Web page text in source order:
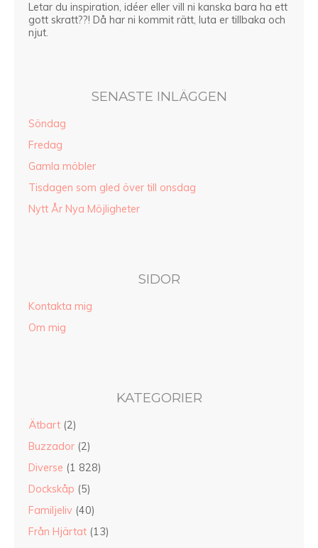
Letar du inspiration, idéer eller vill ni kanska bara ha ett
gott skratt??! Då har ni kommit rätt, luta er tillbaka och
njut.
SENASTE INLÄGGEN
Söndag
Fredag
Gamla möbler
Tisdagen som gled över till onsdag
Nytt År Nya Möjligheter
SIDOR
Kontakta mig
Om mig
KATEGORIER
Ätbart (2)
Buzzador (2)
Diverse (1 828)
Dockskåp (5)
Familjeliv (40)
Från Hjärtat (13)